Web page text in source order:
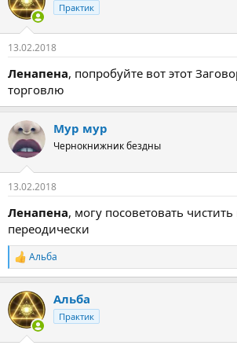
Практик
13.02.2018
Ленапена, попробуйте вот этот
торговлю
Мур мур
Чернокнижник бездны
13.02.2018
Ленапена, могу посоветовать
переодически
Р
е
к
ц
и
Альба
Альба
Практик